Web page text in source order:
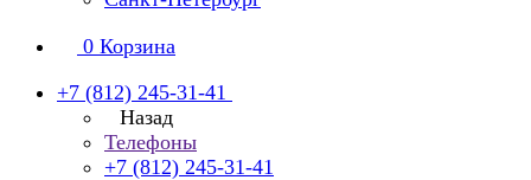
0 Корзина
+7 (812) 245-31-41
Назад
Телефоны
+7 (812) 245-31-41